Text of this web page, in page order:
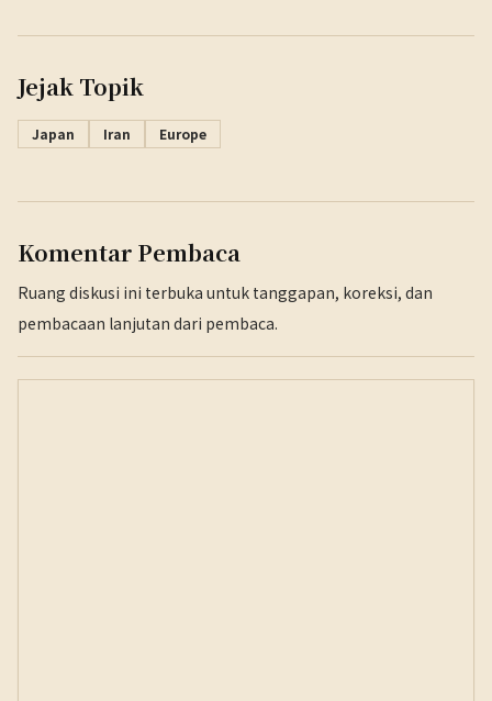
Jejak Topik
Japan Iran Europe
Komentar Pembaca
Ruang diskusi ini terbuka untuk tanggapan, koreksi, dan
pembacaan lanjutan dari pembaca.